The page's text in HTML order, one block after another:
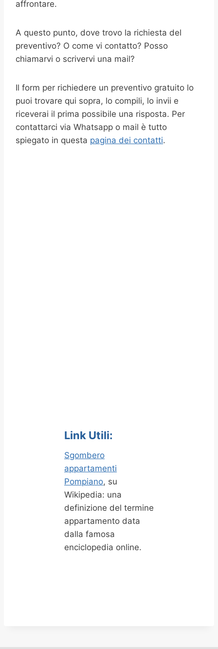
affrontare.
A questo punto, dove trovo la richiesta del
preventivo? O come vi contatto? Posso
chiamarvi o scrivervi una mail?
Il form per richiedere un preventivo gratuito lo
puoi trovare qui sopra, lo compili, lo invii e
riceverai il prima possibile una risposta. Per
contattarci via Whatsapp o mail è tutto
spiegato in questa pagina dei contatti.
Link Utili:
Sgombero
appartamenti
Pompiano, su
Wikipedia: una
definizione del termine
appartamento data
dalla famosa
enciclopedia online.